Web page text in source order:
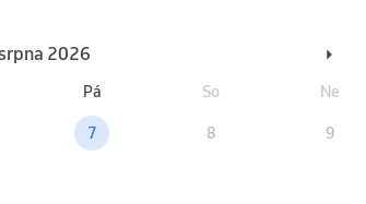
2026
Pá So Ne
7 8 9